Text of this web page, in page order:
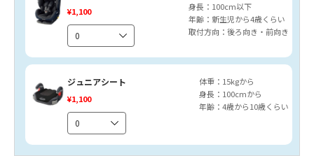
¥1,100
身長：100cm以下
年齢：新生児から4歳くらい
取付方向：後ろ向き・前向き
ジュニアシート
¥1,100
体重：15kgから
身長：100cmから
年齢：4歳から10歳くらい